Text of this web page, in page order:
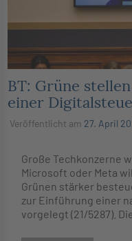
BT: Grüne
einer
Veröffentlicht am 27. April
Große Techkonzerne
Microsoft oder Meta
Grünen stärker
zur Einführung einer
vorgelegt (21/5287).